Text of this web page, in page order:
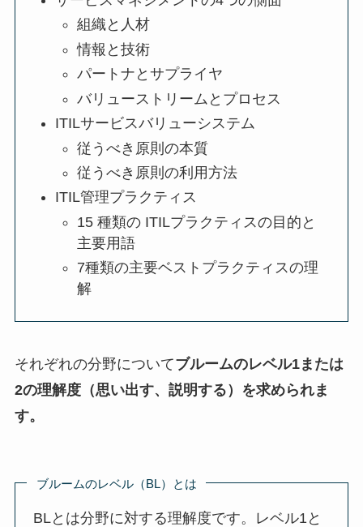
組織と人材
情報と技術
パートナとサプライヤ
バリューストリームとプロセス
ITILサービスバリューシステム
従うべき原則の本質
従うべき原則の利用方法
ITIL管理プラクティス
15 種類の ITILプラクティスの目的と
主要用語
7種類の主要ベストプラクティスの理
解
それぞれの分野についてブルームのレベル1または
2の理解度（思い出す、説明する）を求められま
す。
ブルームのレベル（BL）とは
BLとは分野に対する理解度です。レベル1と